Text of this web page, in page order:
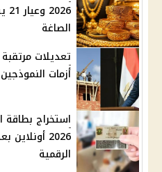
الصاغة
تعديلات
أزمات النموذجين 8 و10 والجراجات المخالفة
استخراج بطاقة
2026
الرقمية